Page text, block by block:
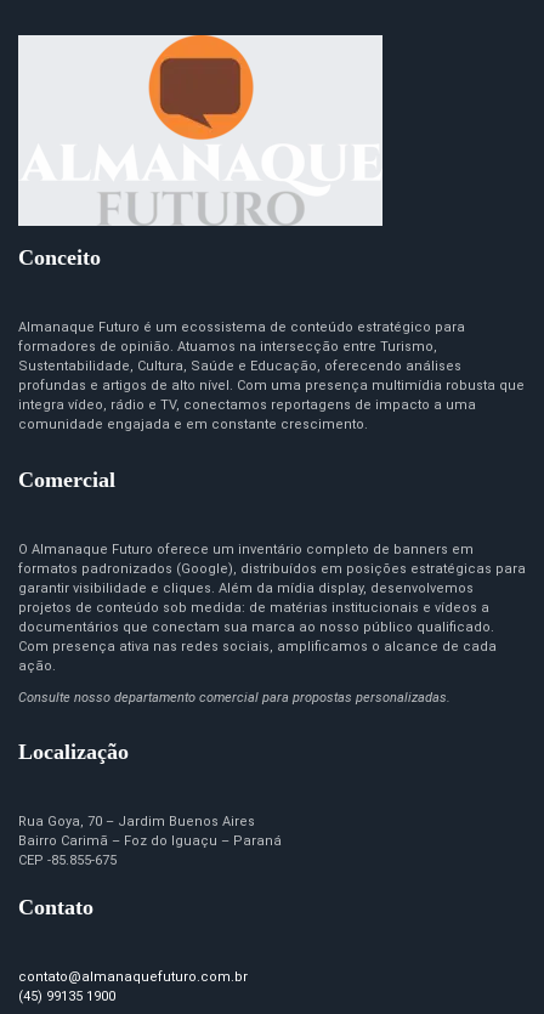
Conceito
Almanaque Futuro é um ecossistema de conteúdo estratégico para
formadores de opinião. Atuamos na intersecção entre Turismo,
Sustentabilidade, Cultura, Saúde e Educação, oferecendo análises
profundas e artigos de alto nível. Com uma presença multimídia robusta que
integra vídeo, rádio e TV, conectamos reportagens de impacto a uma
comunidade engajada e em constante crescimento.
Comercial
O Almanaque Futuro oferece um inventário completo de banners em
formatos padronizados (Google), distribuídos em posições estratégicas para
garantir visibilidade e cliques. Além da mídia display, desenvolvemos
projetos de conteúdo sob medida: de matérias institucionais e vídeos a
documentários que conectam sua marca ao nosso público qualificado.
Com presença ativa nas redes sociais, amplificamos o alcance de cada
ação.
Consulte nosso departamento comercial para propostas personalizadas.
Localização
Rua Goya, 70 – Jardim Buenos Aires
Bairro Carimã – Foz do Iguaçu – Paraná
CEP -85.855-675
Contato
contato@almanaquefuturo.com.br
(45) 99135 1900